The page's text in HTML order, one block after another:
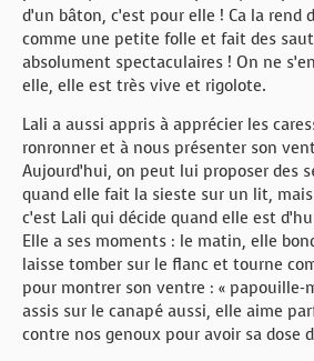
d’un bâton, c’est pour elle ! Ca la
comme une petite folle et fait des
absolument spectaculaires ! On ne
elle, elle est très vive et rigolote.
Lali a aussi appris à apprécier les
ronronner et à nous présenter son
Aujourd’hui, on peut lui proposer des
quand elle fait la sieste sur un lit,
c’est Lali qui décide quand elle est
Elle a ses moments : le matin, elle
laisse tomber sur le flanc et tourne
pour montrer son ventre : « papouille-
assis sur le canapé aussi, elle aime
contre nos genoux pour avoir sa dose